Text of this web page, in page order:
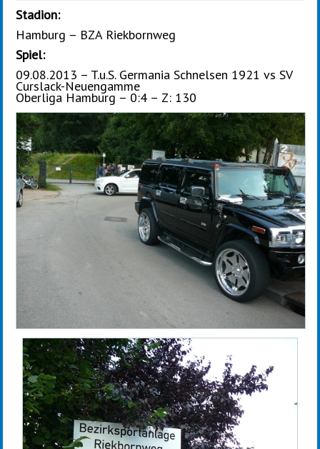
Stadion:
Hamburg – BZA Riekbornweg
Spiel:
09.08.2013 – T.u.S. Germania Schnelsen 1921 vs SV
Curslack-Neuengamme
Oberliga Hamburg – 0:4 – Z: 130